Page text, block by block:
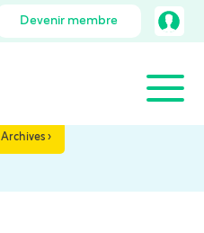
Devenir membre
Archives›